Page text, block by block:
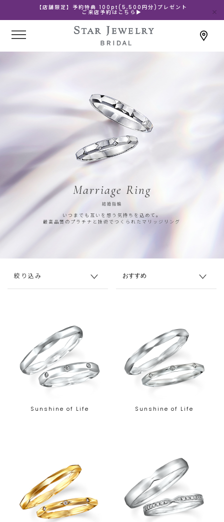
【店舗限定】予約特典 100pt(5,500円分)プレゼント
ご来店予約はこちら▶
Marriage Ring
結婚指輪
いつまでも互いを想う気持ちを込めて。
最高品質のプラチナと技術でつくられたマリッジリング
絞り込み
Sunshine of Life Sunshine of Life